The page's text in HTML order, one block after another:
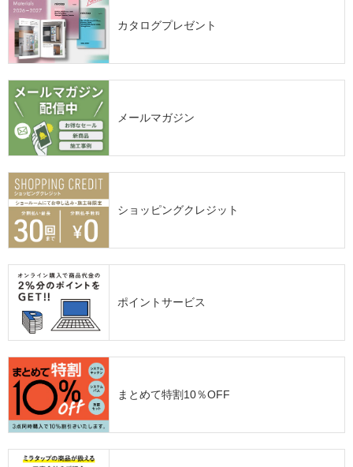
カタログプレゼント
メールマガジン
ショッピングクレジット
ポイントサービス
まとめて特割10％OFF